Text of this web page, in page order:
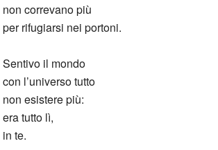
non correvano più
per rifugiarsi nei portoni.
Sentivo il mondo
con l’universo tutto
non esistere più:
era tutto lì,
in te.